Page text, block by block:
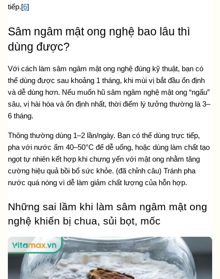
tiếp.[6]
Sâm ngâm mật ong nghệ bao lâu thì
dùng được?
Với cách làm sâm ngâm mật ong nghệ đúng kỹ thuật, bạn có
thể dùng được sau khoảng 1 tháng, khi mùi vị bắt đầu ổn định
và dễ dùng hơn. Nếu muốn hũ sâm ngâm nghệ mật ong “ngấu”
sâu, vị hài hòa và ổn định nhất, thời điểm lý tưởng thường là 3–
6 tháng.
Thông thường dùng 1–2 lần/ngày. Bạn có thể dùng trực tiếp,
pha với nước ấm 40–50°C để dễ uống, hoặc dùng làm chất tạo
ngọt tự nhiên kết hợp khi chưng yến với mật ong nhằm tăng
cường hiệu quả bồi bổ sức khỏe. (đã chỉnh câu) Tránh pha
nước quá nóng vì dễ làm giảm chất lượng của hỗn hợp.
Những sai lầm khi làm sâm ngâm mật ong
nghệ khiến bị chua, sủi bọt, mốc